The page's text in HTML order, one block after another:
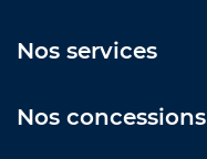
Nos services
Nos concessions